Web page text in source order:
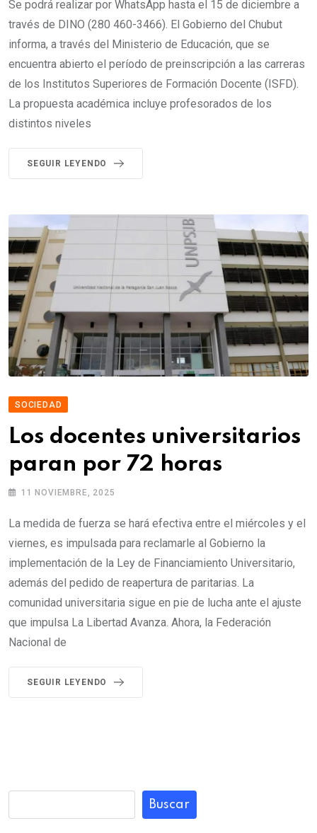
Se podrá realizar por WhatsApp hasta el 15 de diciembre a
través de DINO (280 460-3466). El Gobierno del Chubut
informa, a través del Ministerio de Educación, que se
encuentra abierto el período de preinscripción a las carreras
de los Institutos Superiores de Formación Docente (ISFD).
La propuesta académica incluye profesorados de los
distintos niveles
SEGUIR LEYENDO
SOCIEDAD
Los docentes universitarios
paran por 72 horas
11 NOVIEMBRE, 2025
La medida de fuerza se hará efectiva entre el miércoles y el
viernes, es impulsada para reclamarle al Gobierno la
implementación de la Ley de Financiamiento Universitario,
además del pedido de reapertura de paritarias. La
comunidad universitaria sigue en pie de lucha ante el ajuste
que impulsa La Libertad Avanza. Ahora, la Federación
Nacional de
SEGUIR LEYENDO
Buscar